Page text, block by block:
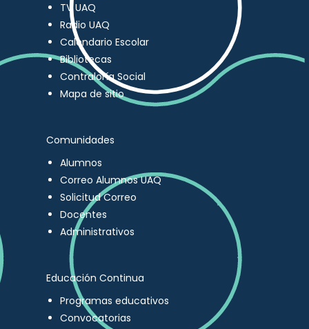
TV UAQ
Radio UAQ
Calendario Escolar
Bibliotecas
Contraloría Social
Mapa de sitio
Comunidades
Alumnos
Correo Alumnos UAQ
Solicitud Correo
Docentes
Administrativos
Educación Continua
Programas educativos
Convocatorias